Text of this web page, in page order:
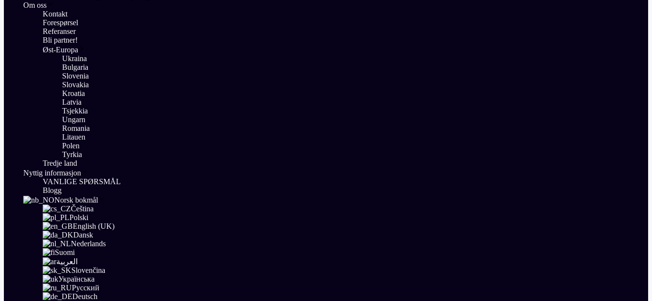
Om oss
Kontakt
Forespørsel
Referanser
Bli partner!
Øst-Europa
Ukraina
Bulgaria
Slovenia
Slovakia
Kroatia
Latvia
Tsjekkia
Ungarn
Romania
Litauen
Polen
Tyrkia
Tredje land
Nyttig informasjon
VANLIGE SPØRSMÅL
Blogg
Norsk bokmål
Čeština
Polski
English (UK)
Dansk
Nederlands
Suomi
العربية
Slovenčina
Українська
Русский
Deutsch